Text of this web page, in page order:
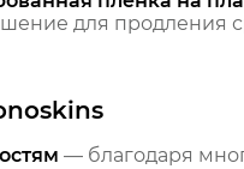
для продления
— благодаря